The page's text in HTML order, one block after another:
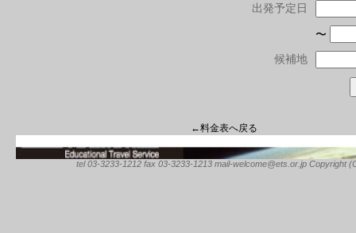
出発予定日
〜
候補地
←料金表へ戻る
tel 03-3233-1212 fax 03-3233-1213 mail-welcome@ets.or.jp Copyright